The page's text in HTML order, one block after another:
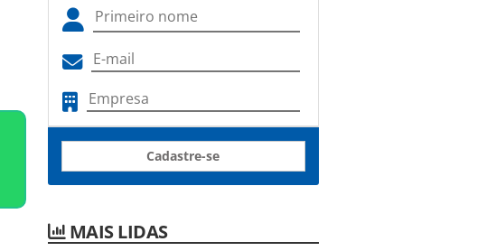
Cadastre-se
MAIS LIDAS